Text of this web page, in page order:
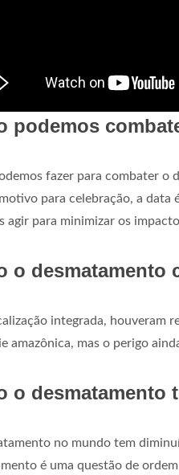
podemos
fazer para combater o
para celebração, a data
agir para minimizar os
o desmatamento
integrada, houveram
amazônica, mas o perigo
o
no mundo tem
é uma questão de